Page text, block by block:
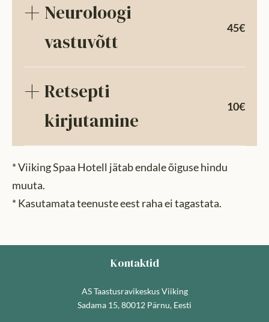
Neuroloogi
vastuvõtt
45€
Retsepti
kirjutamine
10€
* Viiking Spaa Hotell jätab endale õiguse hindu
muuta.
* Kasutamata teenuste eest raha ei tagastata.
Kontaktid
AS Taastusravikeskus Viiking
Sadama 15, 80012 Pärnu, Eesti